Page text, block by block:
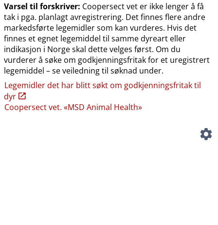
Varsel til forskriver: Coopersect vet er ikke lenger å få
tak i pga. planlagt avregistrering. Det finnes flere andre
markedsførte legemidler som kan vurderes. Hvis det
finnes et egnet legemiddel til samme dyreart eller
indikasjon i Norge skal dette velges først. Om du
vurderer å søke om godkjenningsfritak for et uregistrert
legemiddel – se veiledning til søknad under.
Legemidler det har blitt søkt om godkjenningsfritak til
dyr
Coopersect vet. «MSD Animal Health»